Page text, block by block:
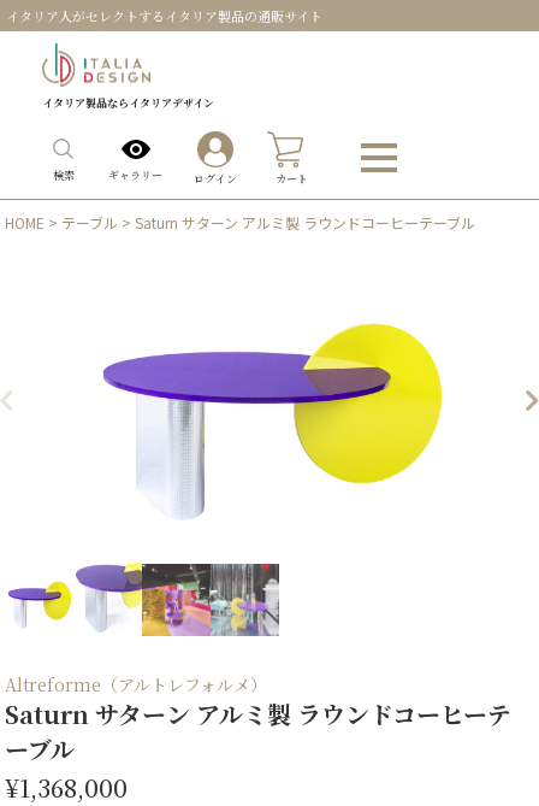
イタリア人がセレクトするイタリア製品の通販サイト
イタリア製品ならイタリアデザイン
検索 ギャラリー ログイン カート
HOME > テーブル > Saturn サターン アルミ製 ラウンドコーヒーテーブル
Altreforme（アルトレフォルメ）
Saturn サターン アルミ製 ラウンドコーヒーテ
ーブル
¥1,368,000